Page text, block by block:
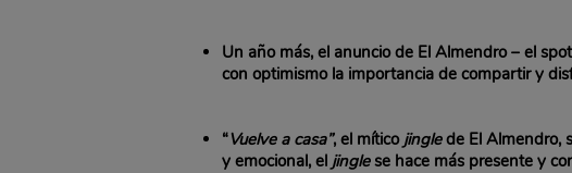
Un año más, el anuncio de El Almendro – el
con optimismo la importancia de compartir y
“Vuelve a casa”, el míticojinglede El Almendro,
y emocional, eljinglese hace más presente y